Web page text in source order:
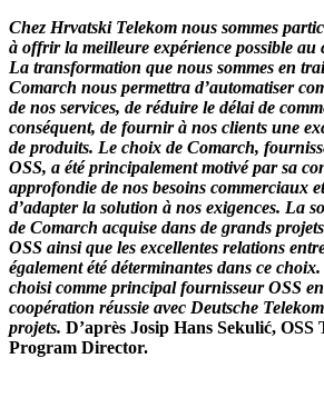
Chez Hrvatski Telekom nous sommes
à offrir la meilleure expérience possible au
La transformation que nous sommes en
Comarch nous permettra d’automatiser
de nos services, de réduire le délai de
conséquent, de fournir à nos clients une
de produits. Le choix de Comarch,
OSS, a été principalement motivé par sa
approfondie de nos besoins commerciaux
d’adapter la solution à nos exigences. La
de Comarch acquise dans de grands
OSS ainsi que les excellentes relations
également été déterminantes dans ce
choisi comme principal fournisseur OSS
coopération réussie avec Deutsche
projets. D’après Josip Hans Sekulić, OSS
Program Director.